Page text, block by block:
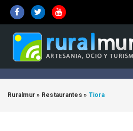
Ruralmur » Restaurantes » Tiora